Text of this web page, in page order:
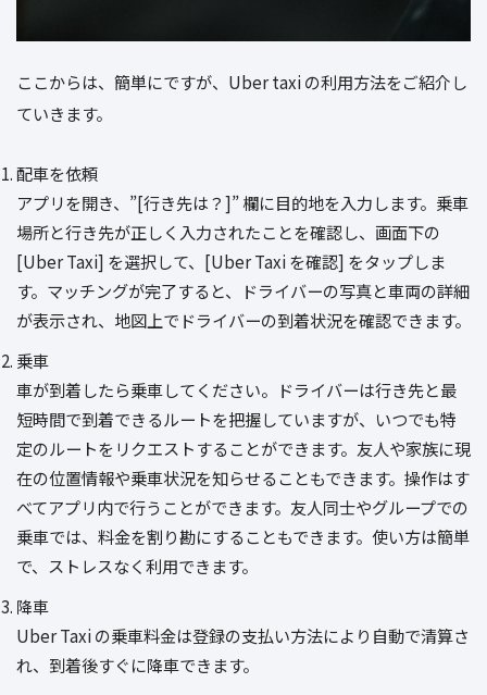
ここからは、簡単にですが、Uber taxi の利用方法をご紹介し
ていきます。
配車を依頼
アプリを開き、”[行き先は？]” 欄に目的地を入力します。乗車
場所と行き先が正しく入力されたことを確認し、画面下の
[Uber Taxi] を選択して、[Uber Taxi を確認] をタップしま
す。マッチングが完了すると、ドライバーの写真と車両の詳細
が表示され、地図上でドライバーの到着状況を確認できます。
乗車
車が到着したら乗車してください。ドライバーは行き先と最
短時間で到着できるルートを把握していますが、いつでも特
定のルートをリクエストすることができます。友人や家族に現
在の位置情報や乗車状況を知らせることもできます。操作はす
べてアプリ内で行うことができます。友人同士やグループでの
乗車では、料金を割り勘にすることもできます。使い方は簡単
で、ストレスなく利用できます。
降車
Uber Taxi の乗車料金は登録の支払い方法により自動で清算さ
れ、到着後すぐに降車できます。